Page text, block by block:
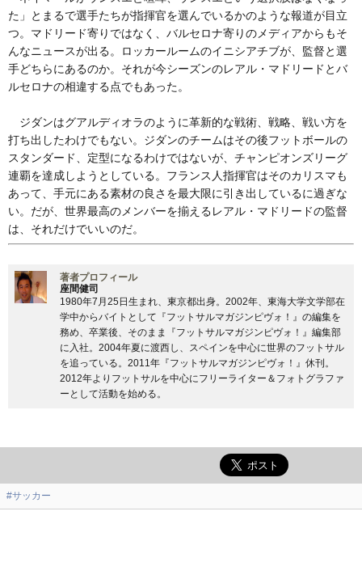
た」とまるで選手たちが指揮官を選んでいるかのような報道が目立
つ。マドリード寄りではなく、バルセロナ寄りのメディアからもそ
んなニュースが出る。ロッカールームのイニシアチブが、監督と選
手どちらにあるのか。それが今シーズンのレアル・マドリードとバ
ルセロナの相違する点でもあった。
ジダンはグアルディオラのように革新的な戦術、戦略、戦い方を
打ち出したわけでもない。ジダンのチームはその後フットボールの
スタンダード、定型になるわけではないが、チャンピオンズリーグ
連覇を達成しようとしている。フランス人指揮官はそのカリスマも
あって、手元にある素材の良さを最大限に引き出しているに過ぎな
い。だが、世界最高のメンバーを揃えるレアル・マドリードの監督
は、それだけでいいのだ。
著者プロフィール
座間健司
1980年7月25日生まれ、東京都出身。2002年、東海大学文学部在
学中からバイトとして『フットサルマガジンピヴォ！』の編集を
務め、卒業後、そのまま『フットサルマガジンピヴォ！』編集部
に入社。2004年夏に渡西し、スペインを中心に世界のフットサル
を追っている。2011年『フットサルマガジンピヴォ！』休刊。
2012年よりフットサルを中心にフリーライター＆フォトグラファ
ーとして活動を始める。
#サッカー